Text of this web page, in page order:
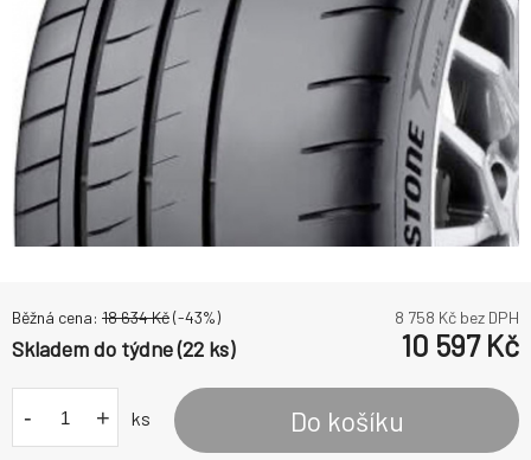
Běžná cena: 18 634Kč(-43%) 8 758 Kč bez DPH
Skladem do týdne (22 ks) 10 597Kč
- + ks Do košíku